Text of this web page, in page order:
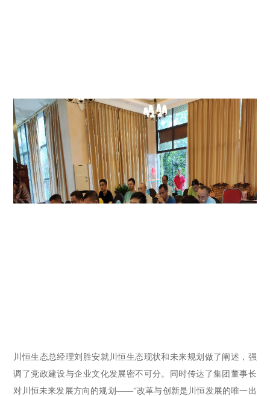
川恒生态总经理刘胜安就川恒生态现状和未来规划 做了阐述 ，强
调了党政建设与企业文化发展密不可分。
同时传达了集团董事长
对川恒未来发展方向 的规划 ——“改革与创新是川恒发展的唯一出